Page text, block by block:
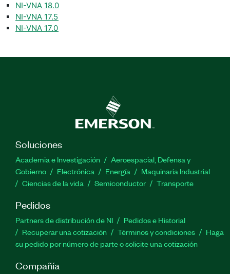
NI-VNA 18.0
NI-VNA 17.5
NI-VNA 17.0
Soluciones
Academia e Investigación
Aeroespacial, Defensa y
Gobierno
Electrónica Energía
Maquinaria Industrial
Ciencias de la vida
Semiconductor Transporte
Pedidos
Partners de distribución de NI
Pedidos e Historial
Recuperar una cotización
Términos y condiciones
Haga
su pedido por número de parte o solicite una cotización
Compañía